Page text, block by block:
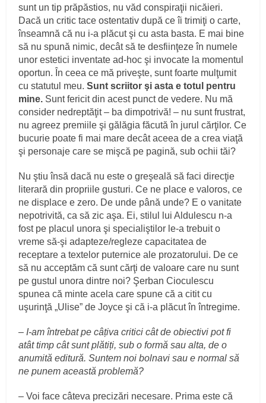
sunt un tip prăpăstios, nu văd conspiraţii nicăieri.
Dacă un critic tace ostentativ după ce îi trimiţi o carte,
înseamnă că nu i-a plăcut şi cu asta basta. E mai bine
să nu spună nimic, decât să te desfiinţeze în numele
unor estetici inventate ad-hoc şi invocate la momentul
oportun. În ceea ce mă priveşte, sunt foarte mulţumit
cu statutul meu.Sunt scriitor şi asta e totul pentru
mine. Sunt fericit din acest punct de vedere. Nu mă
consider nedreptăţit – ba dimpotrivă! – nu sunt frustrat,
nu agreez premiile şi gălăgia făcută în jurul cărţilor. Ce
bucurie poate fi mai mare decât aceea de a crea viaţă
şi personaje care se mişcă pe pagină, sub ochii tăi?
Nu ştiu însă dacă nu este o greşeală să faci direcţie
literară din propriile gusturi. Ce ne place e valoros, ce
ne displace e zero. De unde până unde? E o vanitate
nepotrivită, ca să zic aşa. Ei, stilul lui Aldulescu n-a
fost pe placul unora şi specialiştilor le-a trebuit o
vreme să-şi adapteze/regleze capacitatea de
receptare a textelor puternice ale prozatorului. De ce
să nu acceptăm că sunt cărţi de valoare care nu sunt
pe gustul unora dintre noi? Şerban Cioculescu
spunea că minte acela care spune că a citit cu
uşurinţă „Ulise” de Joyce şi că i-a plăcut în întregime.
– I-am întrebat pe câțiva critici cât de obiectivi pot fi
atât timp cât sunt plătiți, sub o formă sau alta, de o
anumită editură. Suntem noi bolnavi sau e normal să
ne punem această problemă?
– Voi face câteva precizări necesare. Prima este că